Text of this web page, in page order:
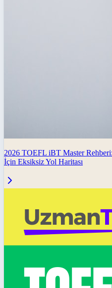
2026 TOEFL iBT Master
İçin Eksiksiz Yol Haritası